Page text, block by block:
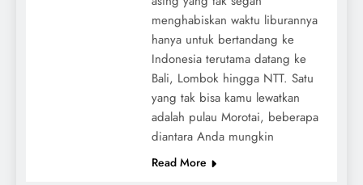
menghabiskan waktu liburannya
hanya untuk bertandang ke
Indonesia terutama datang ke
Bali, Lombok hingga NTT. Satu
yang tak bisa kamu lewatkan
adalah pulau Morotai, beberapa
diantara Anda mungkin
Read More